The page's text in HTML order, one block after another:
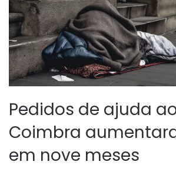
Pedidos de ajuda
Coimbra
em nove meses